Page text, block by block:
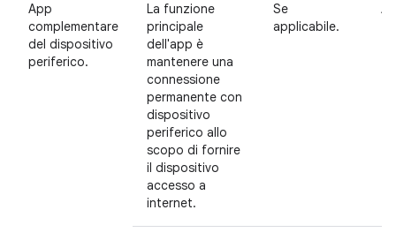
App
complementare
del dispositivo
periferico.
La funzione
principale
dell'app è
mantenere una
connessione
permanente con
dispositivo
periferico allo
scopo di fornire
il dispositivo
accesso a
internet.
Se
applicabile.